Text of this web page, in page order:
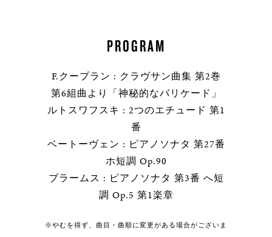
PROGRAM
F.クープラン : クラヴサン曲集 第2巻
第6組曲より「神秘的なバリケード」
ルトスワフスキ : 2つのエチュード 第1
番
ベートーヴェン : ピアノソナタ 第27番
ホ短調 Op.90
ブラームス : ピアノソナタ 第3番 へ短
調 Op.5 第1楽章
※やむを得ず、曲目・曲順に変更がある場合がございま